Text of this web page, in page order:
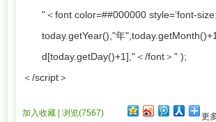
"＜font color=##000000 style=’font-
today.getYear(),"年
d[today.getDay()+1],"＜/font＞" );
＜/script＞
加入收藏 浏览(7567) 更